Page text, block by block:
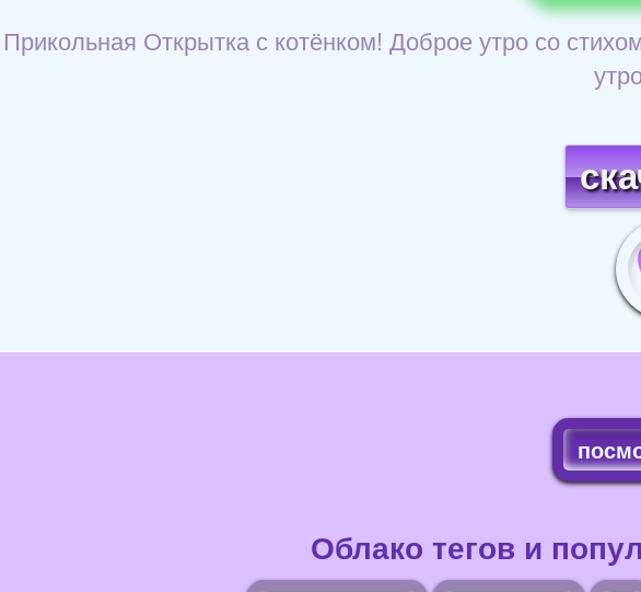
Прикольная Открытка с котёнком! Доброе утро со
Облако тегов и